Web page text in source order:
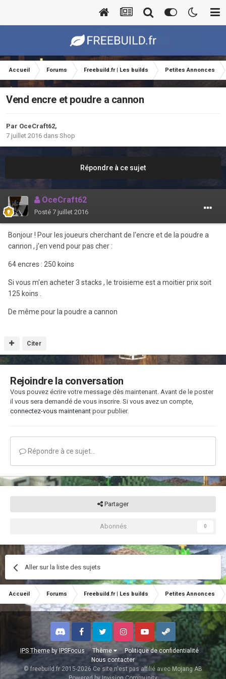
Accueil Forums Freebuild.fr | Les builds Petites Annonces
Vend encre et poudre a cannon
Par OceCraft62,
7 juillet 2016 dans Shop
Répondre à ce sujet
OceCraft62
Posté 7 juillet 2016
Bonjour ! Pour les joueurs cherchant de l'encre et de la poudre a
cannon , j'en vend pour pas cher :
64 encres : 250 koins
Si vous m'en acheter 3 stacks , le troisieme est a moitier prix soit
125 koins .
De même pour la poudre a cannon
Citer
Rejoindre la conversation
Vous pouvez écrire votre message dès maintenant. Avant de le poster
il vous sera demandé de vous inscrire. Si vous avez un compte,
connectez-vous maintenant pour publier.
Répondre à ce sujet…
Partager
Abonnés 0
Aller sur la liste des sujets
Accueil Forums Freebuild.fr | Les builds Petites Annonces
IPS ThemebyIPSFocus Thème
Politique de confidentialité
Nous contacter
Discord FacebookTwitter InstagramYoutubeSteam
© freebuild.fr 2015-2026 Ce site n'est pas affilié avec Mojang AB